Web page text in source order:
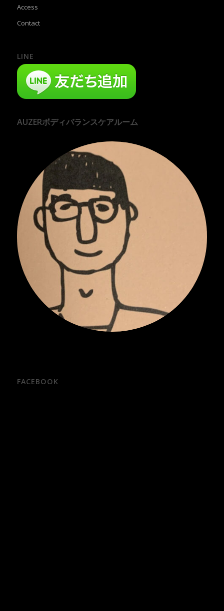
Access
Contact
LINE
AUZERボディバランスケアルーム
FACEBOOK